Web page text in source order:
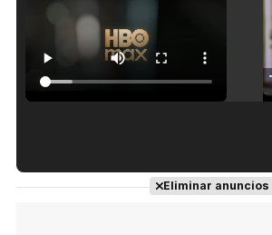
Eliminar anuncios